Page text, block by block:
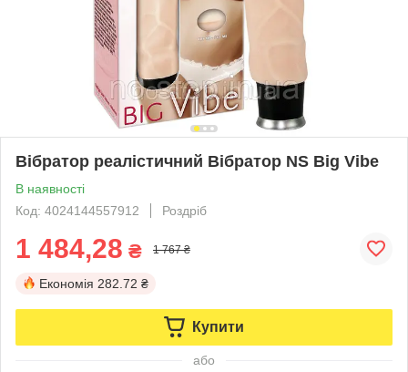
Вібратор реалістичний Вібратор NS Big Vibe
В наявності
Код: 4024144557912
Роздріб
1 484,28 ₴ 1 767 ₴
Економія 282.72 ₴
Купити
або